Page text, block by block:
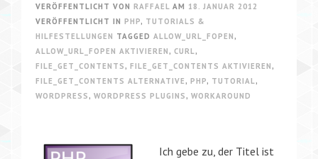
VERÖFFENTLICHT VON RAFFAEL AM 18. JANUAR 2012
VERÖFFENTLICHT IN PHP, TUTORIALS &
HILFESTELLUNGEN TAGGED ALLOW_URL_FOPEN ,
ALLOW_URL_FOPEN AKTIVIEREN , CURL,
FILE_GET_CONTENTS , FILE_GET_CONTENTS AKTIVIEREN ,
FILE_GET_CONTENTS ALTERNATIVE , PHP, TUTORIAL,
WORDPRESS , WORDPRESS PLUGINS , WORKAROUND
Ich gebe zu, der Titel ist